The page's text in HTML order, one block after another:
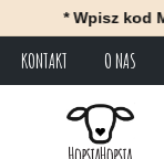
kod MAJ i
KONTAKT O NAS